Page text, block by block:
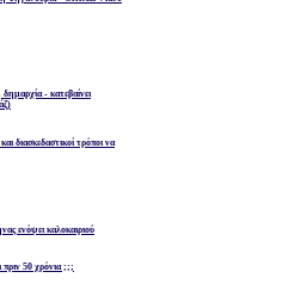
- κατεβαίνει
διασκεδαστικοί τρόποι να
ενόψει καλοκαιριού
πριν 50 χρόνια ;;;